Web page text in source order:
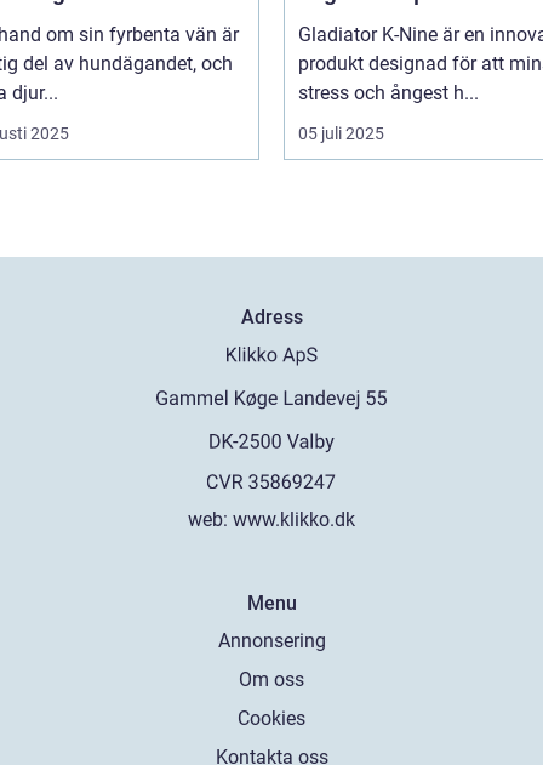
om sin fyrbenta vän är
del av hundägandet, och
djur...
2025
hundhalsband
Gladiator K-Nine är en
produkt designad för att
stress och ångest h...
05 juli 2025
Adress
web: www.klikko.dk
Menu
Annonsering
Om oss
Cookies
Kontakta oss